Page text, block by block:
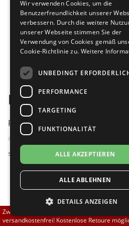
Brautschuhe
Sneaker
Übergrößen 43-44
Flexerinas
Merlet
Nueva Epoca
RayRose
Rummos
Rumpf
SoDanca
TopTanz
Bilder
PortDance PD024
Passt am besten bei Fußweite:
schmal normal
4.67 (12
130,00
Zwischen 70,00 EUR und 800,00 EUR
versandkostenfrei! Kostenlose Retoure
Wir verwenden Cookies, um die
Benutzerfreundlichkeit unserer
verbessern. Durch die weitere
unserer Webseite stimmen Sie der
Verwendung von Cookies gemäß
Cookie-Richtlinie zu. Weitere
UNBEDINGT
PERFORMANCE
TARGETING
FUNKTIONALITÄT
ALLE AKZEPTIEREN
ALLE ABLEHNEN
DETAILS ANZEIGEN